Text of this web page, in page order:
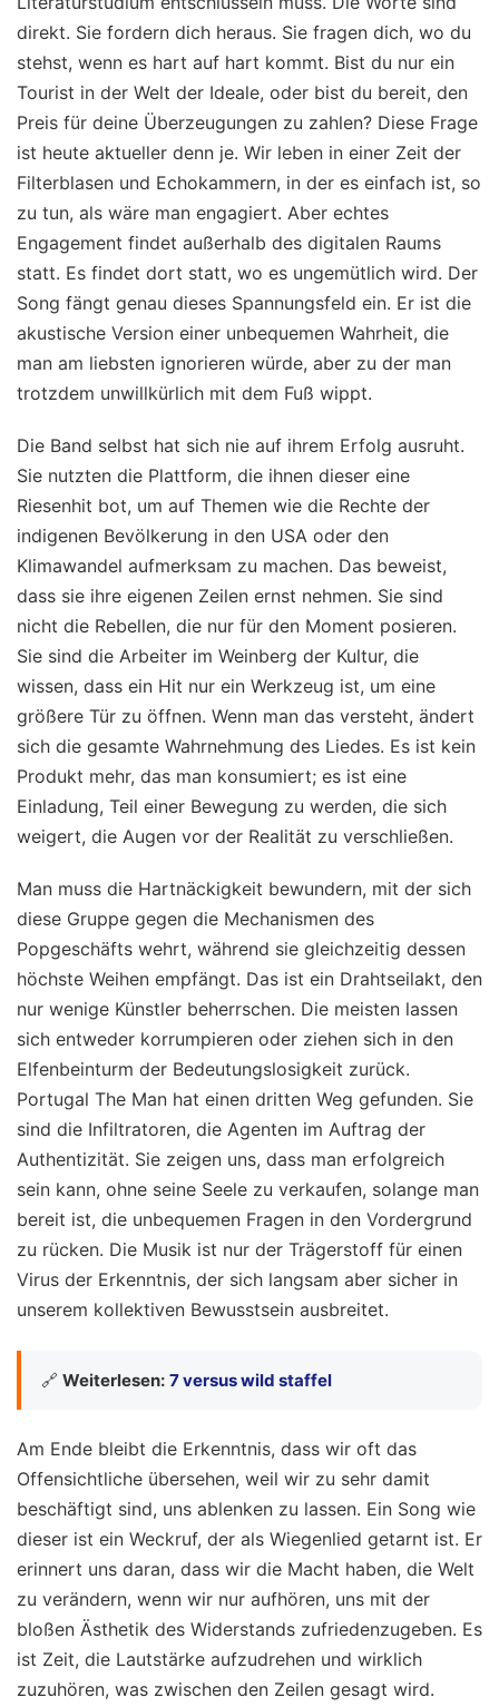
direkt. Sie fordern dich heraus. Sie fragen dich, wo du
stehst, wenn es hart auf hart kommt. Bist du nur ein
Tourist in der Welt der Ideale, oder bist du bereit, den
Preis für deine Überzeugungen zu zahlen? Diese Frage
ist heute aktueller denn je. Wir leben in einer Zeit der
Filterblasen und Echokammern, in der es einfach ist, so
zu tun, als wäre man engagiert. Aber echtes
Engagement findet außerhalb des digitalen Raums
statt. Es findet dort statt, wo es ungemütlich wird. Der
Song fängt genau dieses Spannungsfeld ein. Er ist die
akustische Version einer unbequemen Wahrheit, die
man am liebsten ignorieren würde, aber zu der man
trotzdem unwillkürlich mit dem Fuß wippt.
Die Band selbst hat sich nie auf ihrem Erfolg ausruht.
Sie nutzten die Plattform, die ihnen dieser eine
Riesenhit bot, um auf Themen wie die Rechte der
indigenen Bevölkerung in den USA oder den
Klimawandel aufmerksam zu machen. Das beweist,
dass sie ihre eigenen Zeilen ernst nehmen. Sie sind
nicht die Rebellen, die nur für den Moment posieren.
Sie sind die Arbeiter im Weinberg der Kultur, die
wissen, dass ein Hit nur ein Werkzeug ist, um eine
größere Tür zu öffnen. Wenn man das versteht, ändert
sich die gesamte Wahrnehmung des Liedes. Es ist kein
Produkt mehr, das man konsumiert; es ist eine
Einladung, Teil einer Bewegung zu werden, die sich
weigert, die Augen vor der Realität zu verschließen.
Man muss die Hartnäckigkeit bewundern, mit der sich
diese Gruppe gegen die Mechanismen des
Popgeschäfts wehrt, während sie gleichzeitig dessen
höchste Weihen empfängt. Das ist ein Drahtseilakt, den
nur wenige Künstler beherrschen. Die meisten lassen
sich entweder korrumpieren oder ziehen sich in den
Elfenbeinturm der Bedeutungslosigkeit zurück.
Portugal The Man hat einen dritten Weg gefunden. Sie
sind die Infiltratoren, die Agenten im Auftrag der
Authentizität. Sie zeigen uns, dass man erfolgreich
sein kann, ohne seine Seele zu verkaufen, solange man
bereit ist, die unbequemen Fragen in den Vordergrund
zu rücken. Die Musik ist nur der Trägerstoff für einen
Virus der Erkenntnis, der sich langsam aber sicher in
unserem kollektiven Bewusstsein ausbreitet.
🔗 Weiterlesen: 7 versus wild staffel
Am Ende bleibt die Erkenntnis, dass wir oft das
Offensichtliche übersehen, weil wir zu sehr damit
beschäftigt sind, uns ablenken zu lassen. Ein Song wie
dieser ist ein Weckruf, der als Wiegenlied getarnt ist. Er
erinnert uns daran, dass wir die Macht haben, die Welt
zu verändern, wenn wir nur aufhören, uns mit der
bloßen Ästhetik des Widerstands zufriedenzugeben. Es
ist Zeit, die Lautstärke aufzudrehen und wirklich
zuzuhören, was zwischen den Zeilen gesagt wird.